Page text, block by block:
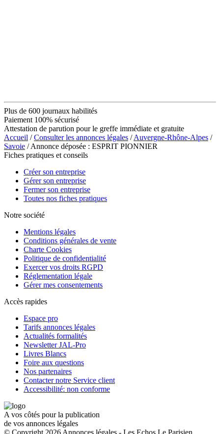
Plus de 600 journaux habilités
Paiement 100% sécurisé
Attestation de parution pour le greffe immédiate et gratuite
Accueil /Consulter les annonces légales /Auvergne-Rhône-Alpes /
Savoie / Annonce déposée : ESPRIT PIONNIER
Fiches pratiques et conseils
Créer son entreprise
Gérer son entreprise
Fermer son entreprise
Toutes nos fiches pratiques
Notre société
Mentions légales
Conditions générales de vente
Charte Cookies
Politique de confidentialité
Exercer vos droits RGPD
Réglementation légale
Gérer mes consentements
Accès rapides
Espace pro
Tarifs annonces légales
Actualités formalités
Newsletter JAL-Pro
Livres Blancs
Foire aux questions
Nos partenaires
Contacter notre Service client
Accessibilité: non conforme
A vos côtés pour la publication
de vos annonces légales
© Copyright 2026 Annonces légales - Les Echos Le Parisien